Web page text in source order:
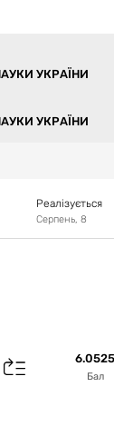
УКРАЇНИ
УКРАЇНИ
Реалізується
Серпень, 8
6.0525
Бал